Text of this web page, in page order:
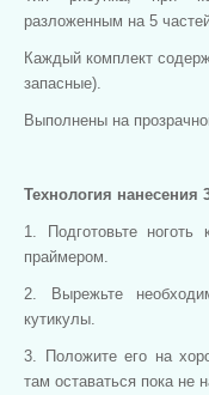
разложенным на 5
Каждый комплект
запасные).
Выполнены на
Технология нанесения
1. Подготовьте
праймером.
2. Вырежьте
кутикулы.
3. Положите его на
там оставаться пока не